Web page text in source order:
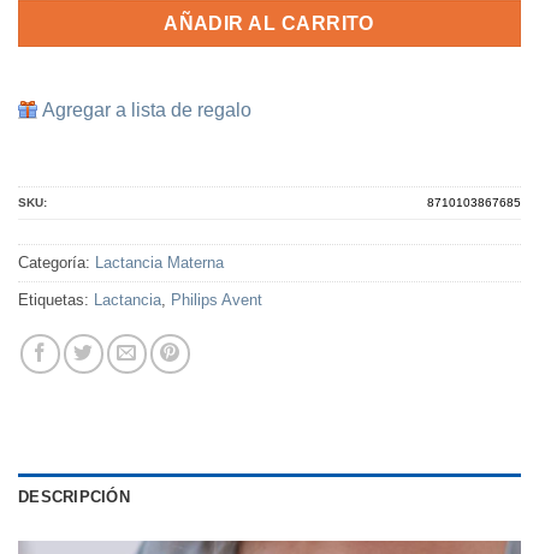
AÑADIR AL CARRITO
Agregar a lista de regalo
SKU: 8710103867685
Categoría: Lactancia Materna
Etiquetas: Lactancia Philips Avent
DESCRIPCIÓN